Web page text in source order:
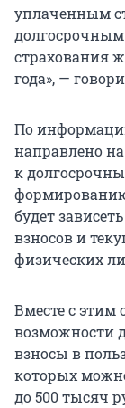
уплаченным
долгосрочным
страхования
года», —
По
направлено
к
будет
взносов и
физических
Вместе с этим
возможности
взносы в
которых
до500 тысяч